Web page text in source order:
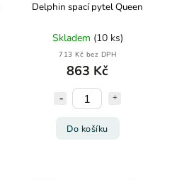
Delphin spací pytel Queen
Skladem (10 ks)
713 Kč bez DPH
863 Kč
Do košíku